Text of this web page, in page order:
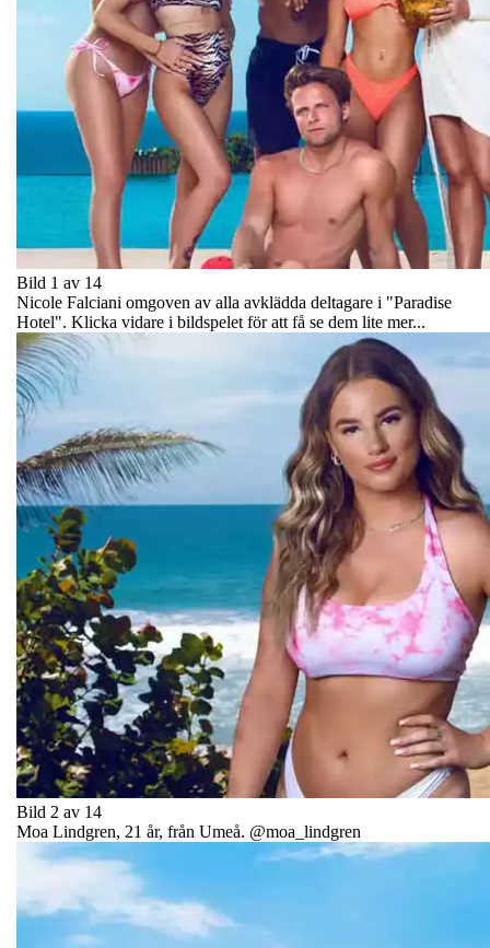
Bild 1 av 14
Nicole Falciani omgoven av alla avklädda deltagare i "Paradise
Hotel". Klicka vidare i bildspelet för att få se dem lite mer...
Bild 2 av 14
Moa Lindgren, 21 år, från Umeå. @moa_lindgren